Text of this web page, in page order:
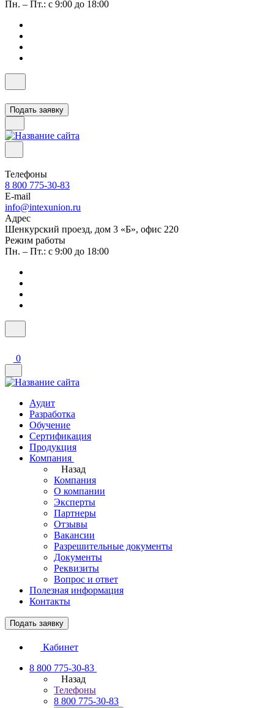
Пн. – Пт.: с 9:00 до 18:00
Подать заявку
Телефоны
8 800 775-30-83
E-mail
info@intexunion.ru
Адрес
Шенкурский проезд, дом 3 «Б», офис 220
Режим работы
Пн. – Пт.: с 9:00 до 18:00
0
Аудит
Разработка
Обучение
Сертификация
Продукция
Компания
Назад
Компания
О компании
Эксперты
Партнеры
Отзывы
Вакансии
Разрешительные документы
Документы
Реквизиты
Вопрос и ответ
Полезная информация
Контакты
Подать заявку
Кабинет
8 800 775-30-83
Назад
Телефоны
8 800 775-30-83